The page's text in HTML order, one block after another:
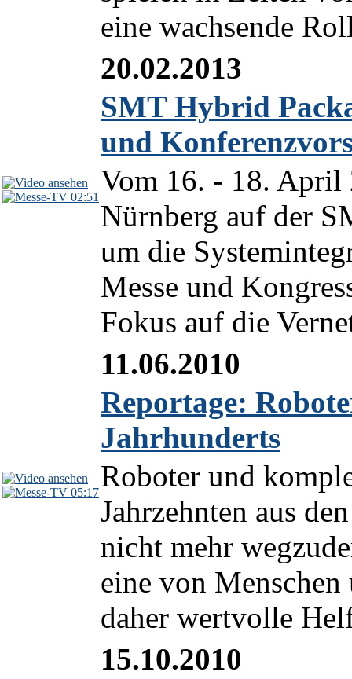
eine wachsende
02:51
20.02.2013
SMT Hybrid
und
Vom 16. - 18. April
Nürnberg auf der
um die
Messe und
Fokus auf die
05:17
11.06.2010
Reportage:
Jahrhunderts
Roboter und
Jahrzehnten aus
nicht mehr
eine von
daher wertvolle
15.10.2010